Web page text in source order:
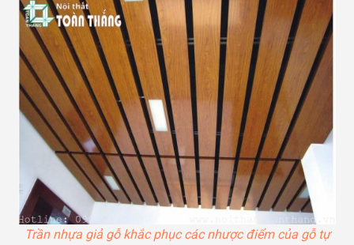
Trần nhựa giả gỗ khắc phục các nhược điểm của gỗ tự